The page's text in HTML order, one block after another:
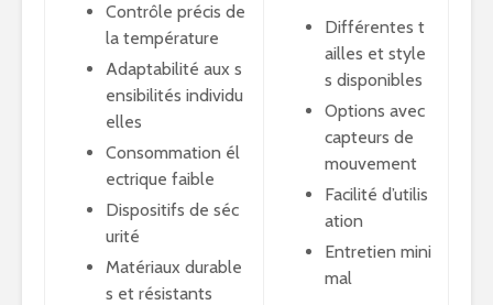
Contrôle précis de
la température
Adaptabilité aux s
ensibilités individu
elles
Consommation él
ectrique faible
Dispositifs de séc
urité
Matériaux durable
s et résistants
Différentes t
ailles et style
s disponibles
Options avec
capteurs de
mouvement
Facilité d’utilis
ation
Entretien mini
mal